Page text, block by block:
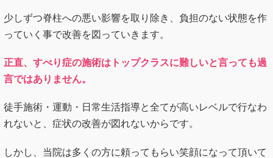
少しずつ脊柱への悪い影響を取り除き、負担のない状態を作
っていく事で改善を図っていきます。
正直、すべり症の施術はトップクラスに難しいと言っても過
言ではありません。
徒手施術・運動・日常生活指導と全てが高いレベルで行なわ
れないと、症状の改善が図れないからです。
しかし、当院は多くの方に頼ってもらい笑顔になって頂いて